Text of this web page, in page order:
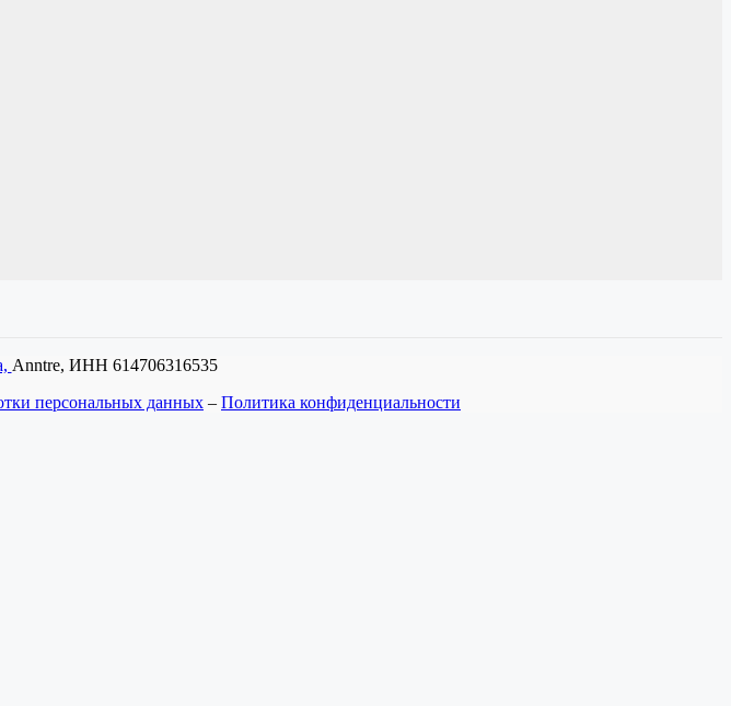
Anntre, ИНН 614706316535
персональных данных – Политика конфиденциальности